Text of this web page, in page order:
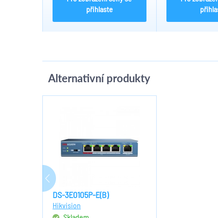
přihlaste
Alternativní produkty
DS-3E0105P-E(B)
Hikvision